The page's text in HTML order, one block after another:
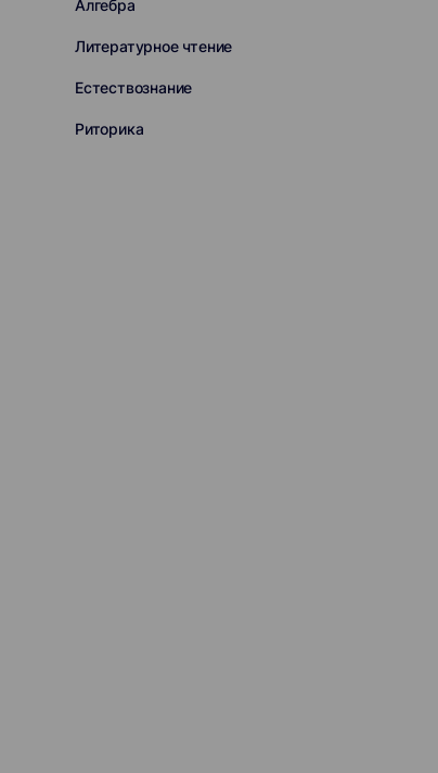
Алгебра
Литературное чтение
Естествознание
Риторика